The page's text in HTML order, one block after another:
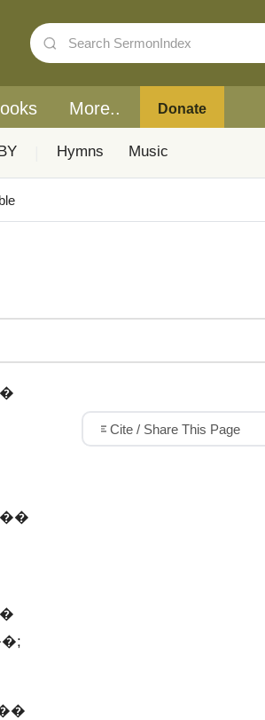
More.. Donate
Hymns Music
Cite / Share This Page